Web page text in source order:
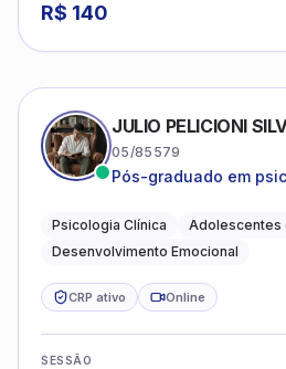
R$ 140
JULIO PELICIONI
05/85579
Pós-graduado em
Psicologia Clínica
Adolescentes
Desenvolvimento Emocional
CRP ativo Online
SESSÃO